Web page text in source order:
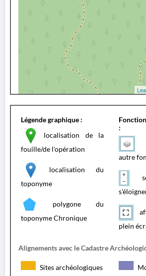
Légende graphique :
localisation de la
fouille/de l'opération
localisation du
toponyme
polygone du
toponyme Chronique
:
autre
plein
Alignements avec le Cadastre
Sites archéologiques